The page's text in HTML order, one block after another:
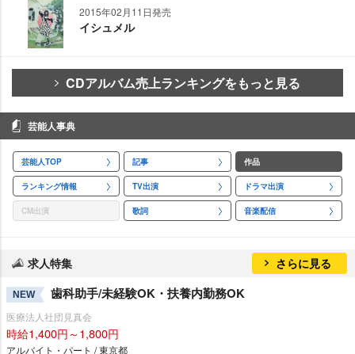
2015年02月11日発売
イシュメル
CDアルバム売上ランキングをもっと見る
芸能人事典
芸能人TOP 記事 作品
ランキング情報 TV出演 ドラマ出演
CM出演 歌詞 音楽配信
求人特集 さらに見る
NEW 歯科助手/未経験OK・扶養内勤務OK
医療法人社団見真会
時給1,400円～1,800円
アルバイト・パート / 東京都